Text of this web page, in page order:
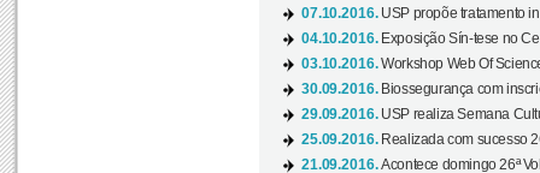
07.10.2016. USP propõe tratamento
04.10.2016. Exposição Sín-tese no
03.10.2016.Workshop Web Of
30.09.2016. Biossegurança com
29.09.2016. USP realiza Semana
25.09.2016. Realizada com sucesso
21.09.2016.Acontece domingo 26ª